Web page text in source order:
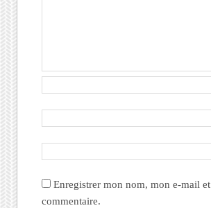
Enregistrer mon nom, mon e-mail
commentaire.